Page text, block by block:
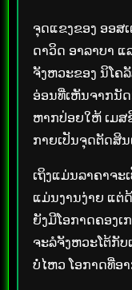
ຈຸດແຂງຂອງ ອອສ
ດາວິດ ອາລາບາ
ຈັງຫວະຂອງ ນິໂຄ
ອ່ອນທີ່ເຫັນຈາກນັ
ຫາກປ່ອຍໃຫ້ ເມສ
ກາຍເປັນຈຸດຕັດສິນ
ເຖິງແມ່ນລາຄາຈະ
ແມ່ນງານງ່າຍ ແຕ່
ຍັງມີໂອກາດຄອງ
ຈະລໍຈັງຫວະໂຕ້ກັ
ບໍ່ໄຫວ ໂອກາດທີ່ອ